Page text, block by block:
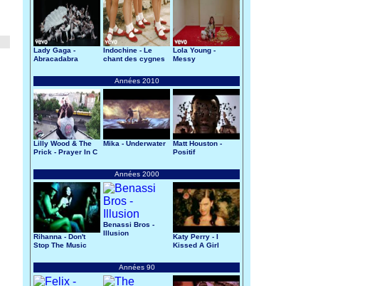
Lady Gaga -
Abracadabra
Indochine - Le
chant des cygnes
Lola Young -
Messy
Années 2010
Lilly Wood & The
Prick - Prayer In C
Mika - Underwater
Matt Houston -
Positif
Années 2000
Rihanna - Don't
Stop The Music
Benassi Bros -
Illusion
Katy Perry - I
Kissed A Girl
Années 90